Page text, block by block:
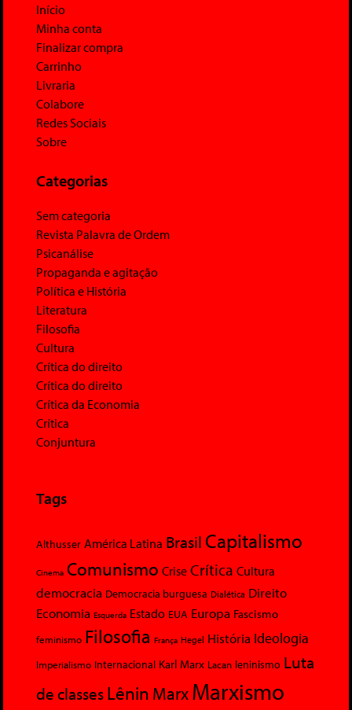
Início
Minha conta
Finalizar compra
Carrinho
Livraria
Colabore
Redes Sociais
Sobre
Categorias
Sem categoria
Revista Palavra de Ordem
Psicanálise
Propaganda e agitação
Política e História
Literatura
Filosofia
Cultura
Crítica do direito
Crítica do direito
Crítica da Economia
Crítica
Conjuntura
Tags
Althusser América Latina Brasil Capitalismo
Cinema Comunismo Crise Crítica Cultura
democracia Democracia burguesa Dialética Direito
Economia Esquerda Estado EUA Europa Fascismo
feminismo Filosofia França Hegel História Ideologia
Imperialismo Internacional Karl Marx Lacan leninismo Luta
de classesLênin MarxMarxismo